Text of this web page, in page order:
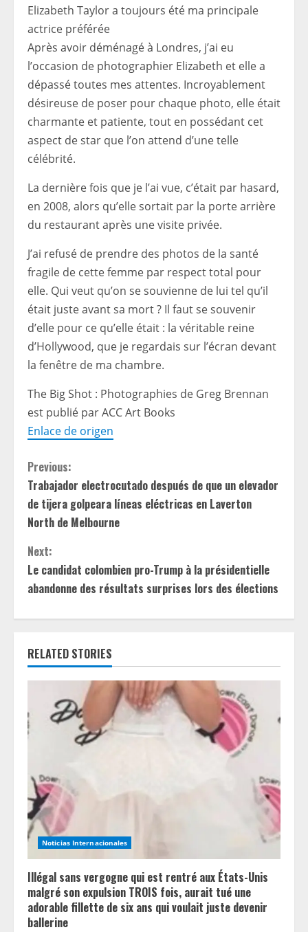
Elizabeth Taylor a toujours été ma principale
actrice préférée
Après avoir déménagé à Londres, j’ai eu
l’occasion de photographier Elizabeth et elle a
dépassé toutes mes attentes. Incroyablement
désireuse de poser pour chaque photo, elle était
charmante et patiente, tout en possédant cet
aspect de star que l’on attend d’une telle
célébrité.
La dernière fois que je l’ai vue, c’était par hasard,
en 2008, alors qu’elle sortait par la porte arrière
du restaurant après une visite privée.
J’ai refusé de prendre des photos de la santé
fragile de cette femme par respect total pour
elle. Qui veut qu’on se souvienne de lui tel qu’il
était juste avant sa mort ? Il faut se souvenir
d’elle pour ce qu’elle était : la véritable reine
d’Hollywood, que je regardais sur l’écran devant
la fenêtre de ma chambre.
The Big Shot : Photographies de Greg Brennan
est publié par ACC Art Books
Enlace de origen
C
o
n
t
i
n
u
e
e
d
i
n
g
Previous:
Trabajador electrocutado después de que un elevador
de tijera golpeara líneas eléctricas en Laverton
North de Melbourne
Next:
Le candidat colombien pro-Trump à la présidentielle
abandonne des résultats surprises lors des élections
RELATED STORIES
Noticias Internacionales
Illégal sans vergogne qui est rentré aux États-Unis
malgré son expulsion TROIS fois, aurait tué une
adorable fillette de six ans qui voulait juste devenir
ballerine